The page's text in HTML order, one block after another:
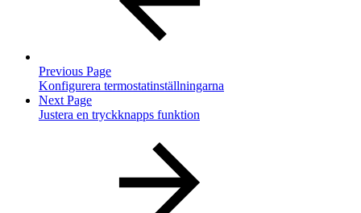
Previous Page
Konfigurera termostatinställningarna
Next Page
Justera en tryckknapps funktion